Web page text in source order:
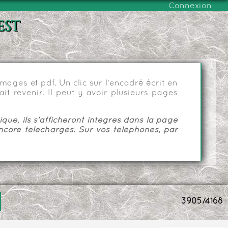
Connexion
et pdf. Un clic sur l'encadré écrit en
revenir. Il peut y avoir plusieurs pages
ils s'afficheront intégrés dans la page
téléchargés. Sur vos téléphones, par
3905/4168